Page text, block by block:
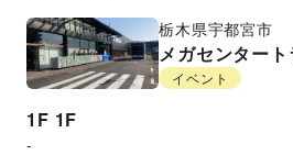
栃木県宇都宮市
メガセンター
イベント
1F 1F
-